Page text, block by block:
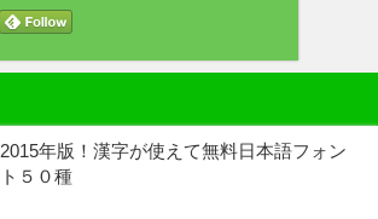
2015年版！漢字が使えて無料日本語フォン
ト５０種